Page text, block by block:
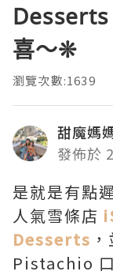
喜～❊
瀏覽次數:1639
甜魔媽
發佈於
是就是有點
人氣雪條店
Desserts
Pistachio